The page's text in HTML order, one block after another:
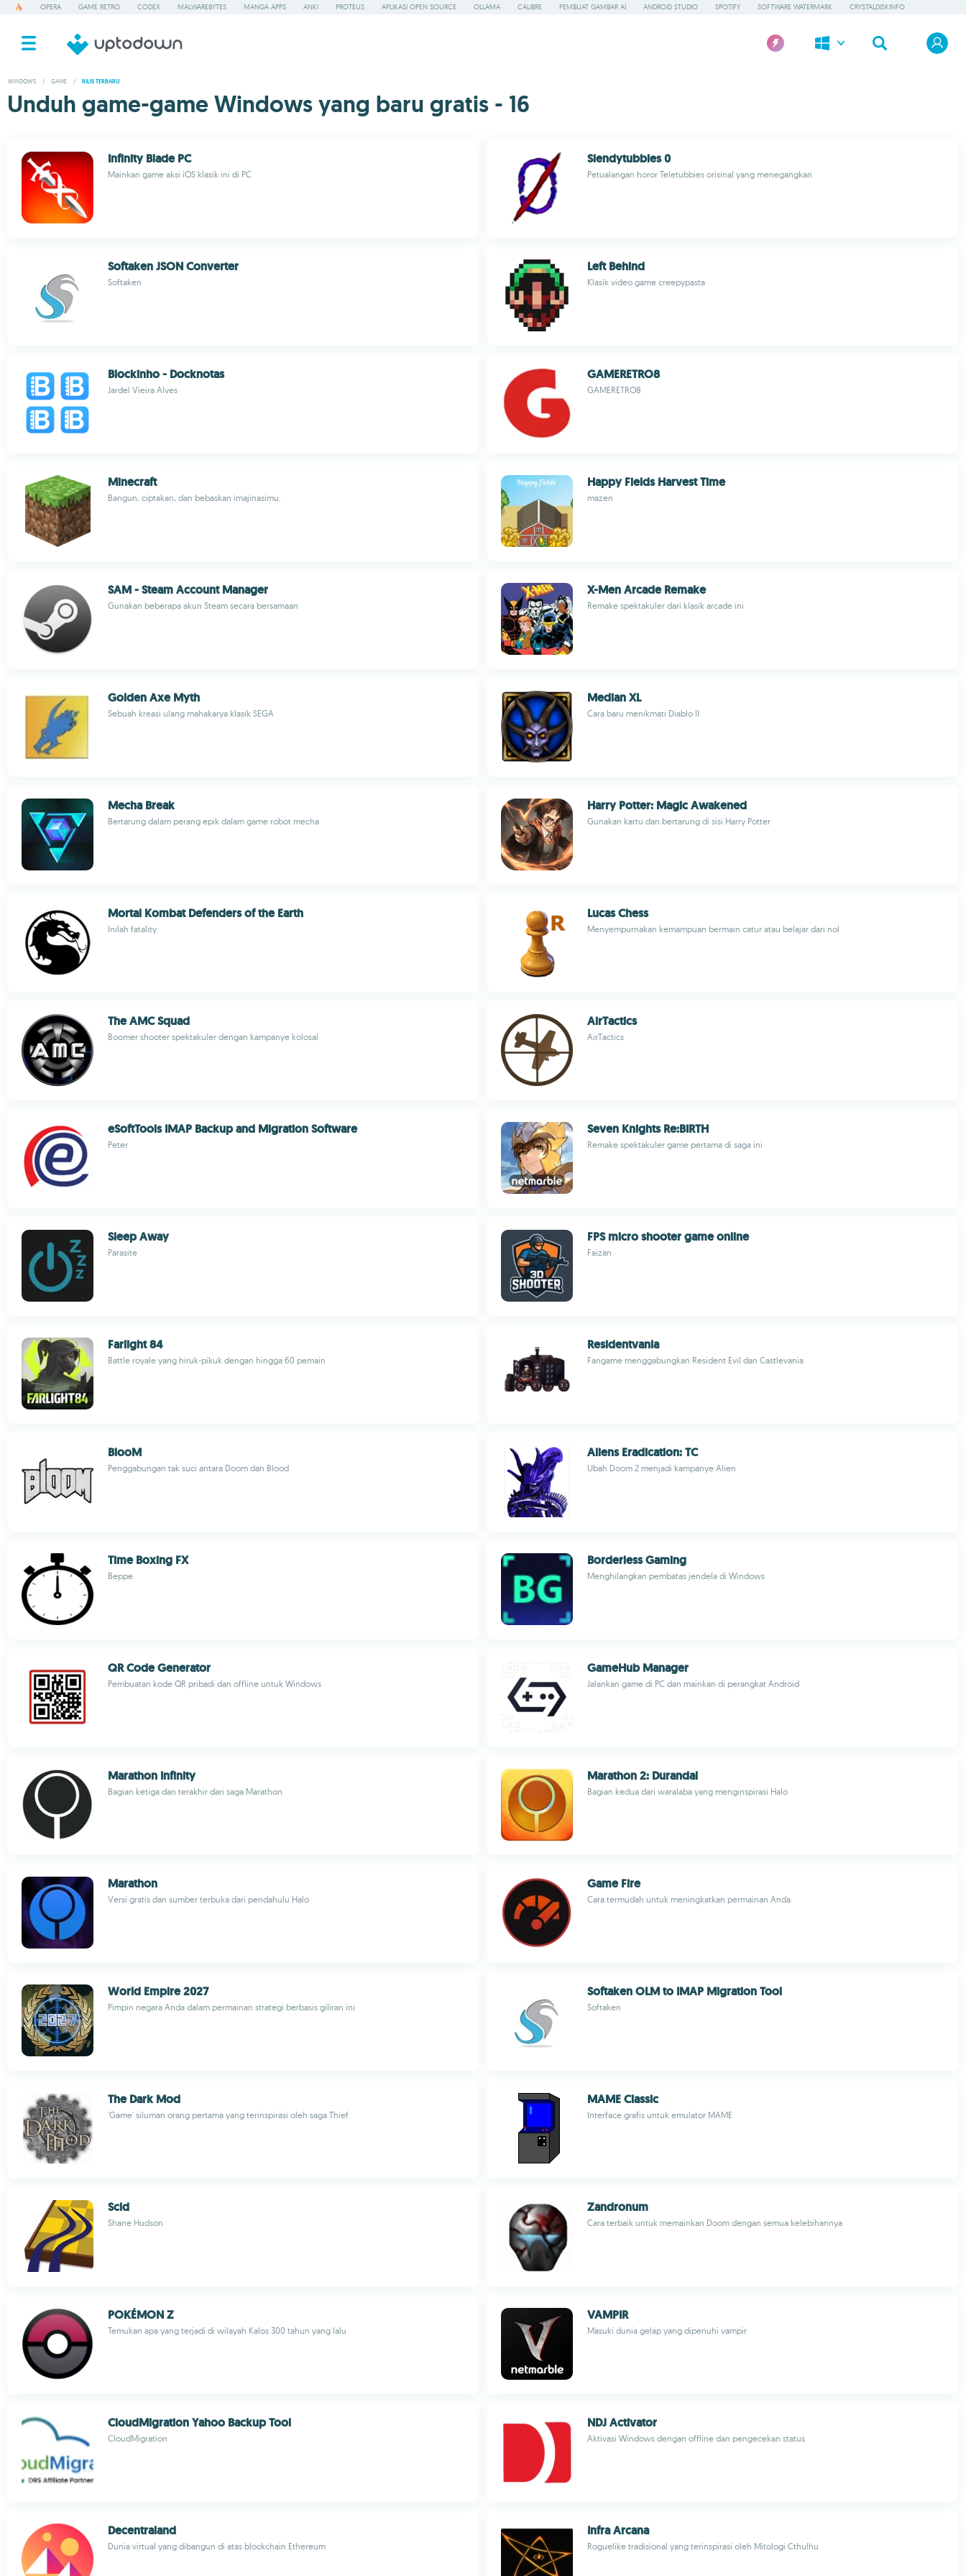
OPERA GAME RETRO CODEX MALWAREBYTES MANGA APPS ANKI PROTEUS APLIKASI OPEN SOURCE OLLAMA CALIBRE PEMBUAT GAMBAR AI ANDROID STUDIO SPOTIFY SOFTWARE WATERMARK CRYSTALDISKINFO
WINDOWS / GAME / RILIS TERBARU
Unduh game-game Windows yang baru gratis - 16
Infinity Blade PC
Mainkan game aksi iOS klasik ini di PC
Slendytubbies 0
Petualangan horor Teletubbies orisinal yang menegangkan
Softaken JSON Converter
Softaken
Left Behind
Klasik video game creepypasta
Blockinho - Docknotas
Jardel Vieira Alves
GAMERETRO8
GAMERETRO8
Minecraft
Bangun, ciptakan, dan bebaskan imajinasimu.
Happy Fields Harvest Time
mazen
SAM - Steam Account Manager
Gunakan beberapa akun Steam secara bersamaan
X-Men Arcade Remake
Remake spektakuler dari klasik arcade ini
Golden Axe Myth
Sebuah kreasi ulang mahakarya klasik SEGA
Median XL
Cara baru menikmati Diablo II
Mecha Break
Bertarung dalam perang epik dalam game robot mecha
Harry Potter: Magic Awakened
Gunakan kartu dan bertarung di sisi Harry Potter
Mortal Kombat Defenders of the Earth
Inilah fatality
Lucas Chess
Menyempurnakan kemampuan bermain catur atau belajar dari nol
The AMC Squad
Boomer shooter spektakuler dengan kampanye kolosal
AirTactics
AirTactics
eSoftTools IMAP Backup and Migration Software
Peter
Seven Knights Re:BIRTH
Remake spektakuler game pertama di saga ini
Sleep Away
Parasite
FPS micro shooter game online
Faizan
Farlight 84
Battle royale yang hiruk-pikuk dengan hingga 60 pemain
Residentvania
Fangame menggabungkan Resident Evil dan Castlevania
BlooM
Penggabungan tak suci antara Doom dan Blood
Aliens Eradication: TC
Ubah Doom 2 menjadi kampanye Alien
Time Boxing FX
Beppe
Borderless Gaming
Menghilangkan pembatas jendela di Windows
QR Code Generator
Pembuatan kode QR pribadi dan offline untuk Windows
GameHub Manager
Jalankan game di PC dan mainkan di perangkat Android
Marathon Infinity
Bagian ketiga dan terakhir dari saga Marathon
Marathon 2: Durandal
Bagian kedua dari waralaba yang menginspirasi Halo
Marathon
Versi gratis dan sumber terbuka dari pendahulu Halo
Game Fire
Cara termudah untuk meningkatkan permainan Anda
World Empire 2027
Pimpin negara Anda dalam permainan strategi berbasis giliran ini
Softaken OLM to IMAP Migration Tool
Softaken
The Dark Mod
'Game' siluman orang pertama yang terinspirasi oleh saga Thief
MAME Classic
Interface grafis untuk emulator MAME
Scid
Shane Hudson
Zandronum
Cara terbaik untuk memainkan Doom dengan semua kelebihannya
POKÉMON Z
Temukan apa yang terjadi di wilayah Kalos 300 tahun yang lalu
VAMPIR
Masuki dunia gelap yang dipenuhi vampir
CloudMigration Yahoo Backup Tool
CloudMigration
NDJ Activator
Aktivasi Windows dengan offline dan pengecekan status
Decentraland
Dunia virtual yang dibangun di atas blockchain Ethereum
Infra Arcana
Roguelike tradisional yang terinspirasi oleh Mitologi Cthulhu